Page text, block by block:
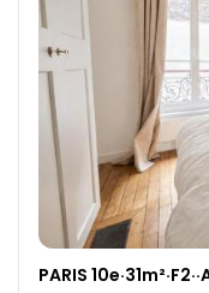
PARIS